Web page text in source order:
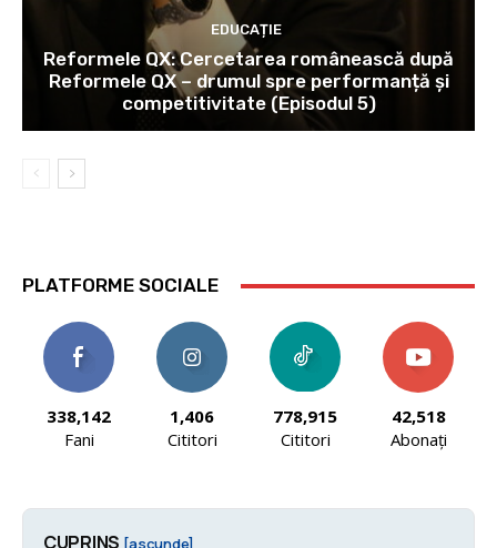
EDUCAȚIE
Reformele QX: Cercetarea românească după
Reformele QX – drumul spre performanță și
competitivitate (Episodul 5)
PLATFORME SOCIALE
338,142
Fani
1,406
Cititori
778,915
Cititori
42,518
Abonați
CUPRINS [ascunde]